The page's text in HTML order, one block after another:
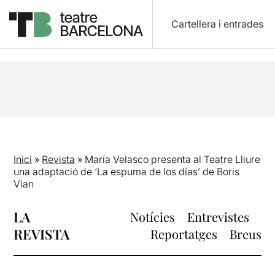
Cartellera i entrades
Inici » Revista » María Velasco presenta al Teatre Lliure
una adaptació de ‘La espuma de los días’ de Boris
Vian
LA
REVISTA
Notícies
Entrevistes
Reportatges
Breus